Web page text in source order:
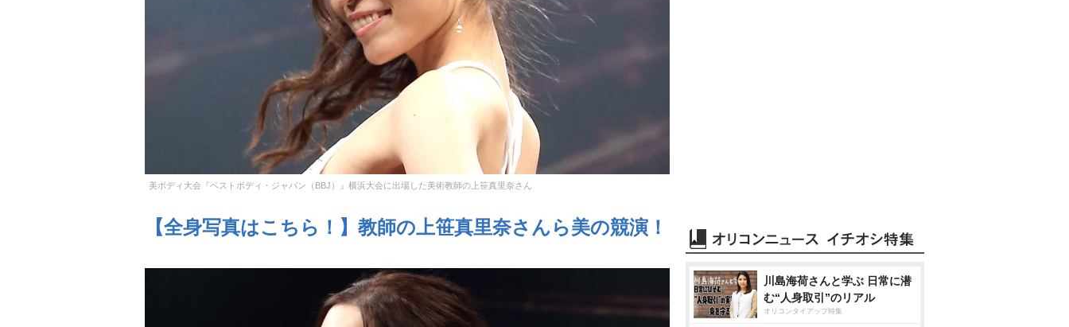
美ボディ大会『ベストボディ・ジャパン（BBJ）』横浜大会に出場した美術教師の上笹真里奈さん
【全身写真はこちら！】教師の上笹真里奈さんら美の競演！
川島海荷さんと学ぶ 日常に潜
む“人身取引”のリアル
オリコンタイアップ特集